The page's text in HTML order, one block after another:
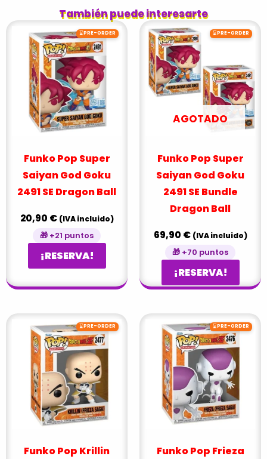
También puede interesarte
⌛PRE-ORDER
Funko Pop Super
Saiyan God Goku
2491 SE Dragon Ball
20,90 € (IVA incluido)
🎁 +21 puntos
¡RESERVA!
⌛PRE-ORDER
AGOTADO
Funko Pop Super
Saiyan God Goku
2491 SE Bundle
Dragon Ball
69,90 € (IVA incluido)
🎁 +70 puntos
¡RESERVA!
⌛PRE-ORDER
Funko Pop Krillin
⌛PRE-ORDER
Funko Pop Frieza